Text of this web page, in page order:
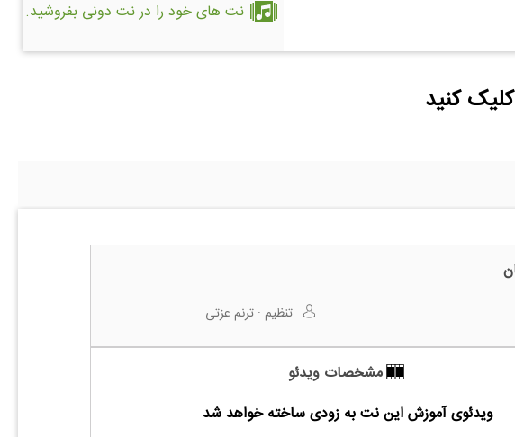
نت های خود را در نت دونی بفروشید.
کنید
تنظیم :ترنم عزتی
مشخصات ویدئو
ویدئوی آموزش این نت به زودی ساخته خواهد شد